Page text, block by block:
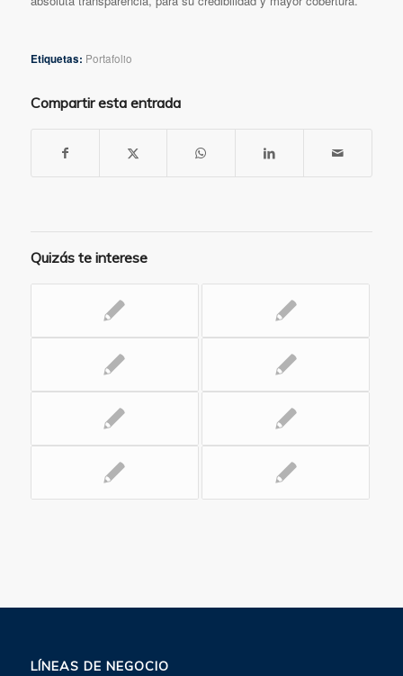
Etiquetas: Portafolio
Compartir esta entrada
Quizás te interese
LÍNEAS DE NEGOCIO